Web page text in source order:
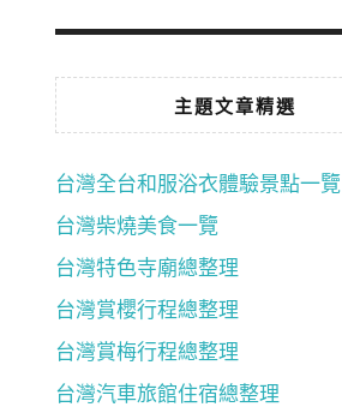
主題文章精選
台灣全台和服浴衣體驗景點一覽
台灣柴燒美食一覽
台灣特色寺廟總整理
台灣賞櫻行程總整理
台灣賞梅行程總整理
台灣汽車旅館住宿總整理